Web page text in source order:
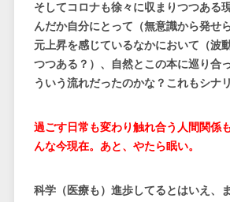
そしてコロナも徐々に収まりつつある
んだか自分にとって（無意識から発せ
元上昇を感じているなかにおいて（波
つつある？）、自然とこの本に巡り合
ういう流れだったのかな？これもシナ
過ごす日常も変わり触れ合う人間関係
んな今現在。あと、やたら眠い。
科学（医療も）進歩してるとはいえ、